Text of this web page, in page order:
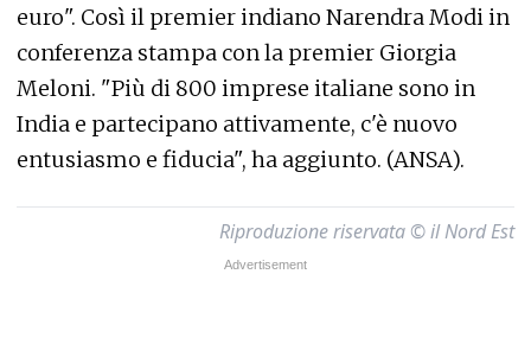
euro". Così il premier indiano Narendra Modi in
conferenza stampa con la premier Giorgia
Meloni. "Più di 800 imprese italiane sono in
India e partecipano attivamente, c'è nuovo
entusiasmo e fiducia", ha aggiunto. (ANSA).
Riproduzione riservata © il Nord Est